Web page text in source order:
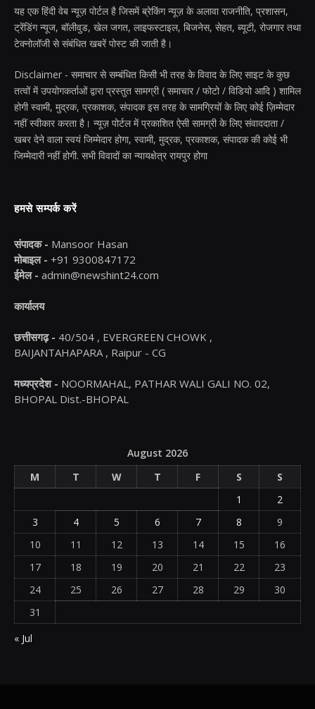
यह एक हिंदी वेब न्यूज़ पोर्टल है जिसमें ब्रेकिंग न्यूज़ के अलावा राजनीति, प्रशासन,
ट्रेंडिंग न्यूज, बॉलीवुड, खेल जगत, लाइफस्टाइल, बिजनेस, सेहत, ब्यूटी, रोजगार तथा
टेक्नोलॉजी से संबंधित खबरें पोस्ट की जाती है।
Disclaimer - समाचार से सम्बंधित किसी भी तरह के विवाद के लिए साइट के कुछ
तत्वों में उपयोगकर्ताओं द्वारा प्रस्तुत सामग्री ( समाचार / फोटो / विडियो आदि ) शामिल
होगी स्वामी, मुद्रक, प्रकाशक, संपादक इस तरह के सामग्रियों के लिए कोई ज़िम्मेदार
नहीं स्वीकार करता है। न्यूज़ पोर्टल में प्रकाशित ऐसी सामग्री के लिए संवाददाता /
खबर देने वाला स्वयं जिम्मेदार होगा, स्वामी, मुद्रक, प्रकाशक, संपादक की कोई भी
जिम्मेदारी नहीं होगी. सभी विवादों का न्यायक्षेत्र रायपुर होगा
हमसे सम्पर्क करें
संपादक - Mansoor Hasan
मोबाइल - +91 9300847172
ईमेल - admin@newshint24.com
कार्यालय
छत्तीसगढ़ - 40/504 , EVERGREEN CHOWK ,
BAIJANTAHAPARA , Raipur - CG
मध्यप्रदेश - NOORMAHAL, PATHAR WALI GALI NO. 02,
BHOPAL Dist.-BHOPAL
August 2026
M
T W T F S
S
1
2
3
4 5 6 7 8
9
10
11 12 13 14 15
16
17
18 19 20 21 22
23
24
25 26 27 28 29
30
31
« Jul